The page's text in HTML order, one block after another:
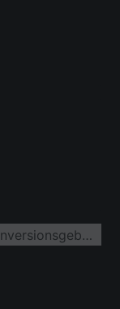
Entwicklungsgebiet des Industriekonversionsgebiet zur Gießerei